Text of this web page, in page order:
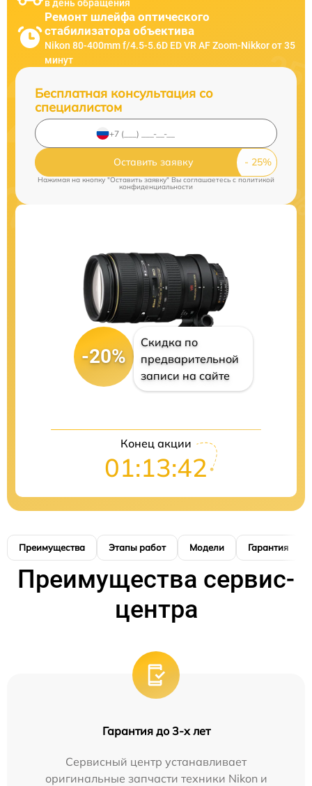
в день обращения
Ремонт шлейфа оптического
стабилизатора объектива
Nikon 80-400mm f/4.5-5.6D ED VR AF Zoom-Nikkor от 35
минут
Бесплатная консультация со
специалистом
Оставить заявку
Нажимая на кнопку "Оставить заявку" Вы соглашаетесь cполитикой
конфиденциальности
-20%
Скидка по
предварительной
записи на сайте
Конец акции
01:13:41
Преимущества Этапы работ Модели Гарантия
Преимущества сервис-
центра
Гарантия до 3-х лет
Сервисный центр устанавливает
оригинальные запчасти техники Nikon и